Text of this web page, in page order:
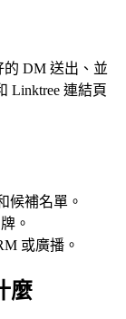
的 DM 送出、並
Linktree 連結頁
候補名單。
。
或廣播。
麼